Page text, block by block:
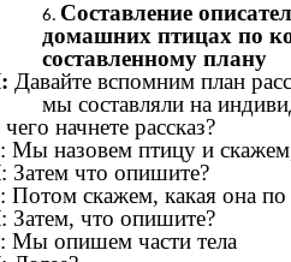
Составление
домашних птицах по
составленному плану
Давайте вспомним план
мы составляли на
начнете рассказ?
: Мы назовем птицу и
: Затем что опишите?
: Потом скажем, какая она по
: Затем, что опишите?
: Мы опишем части тела